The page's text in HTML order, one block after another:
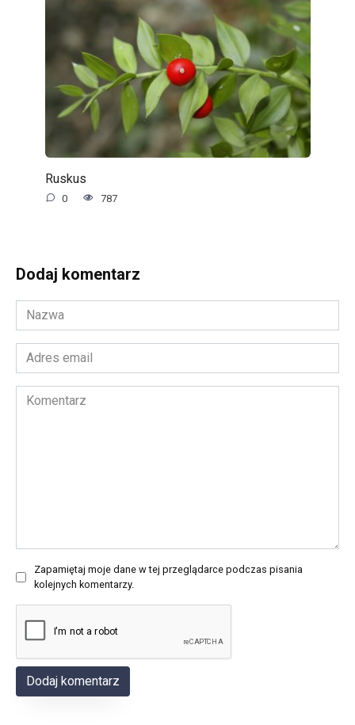
Ruskus
0 787
Dodaj komentarz
Nazwa
*
Adres
email
*Komentarz
Zapamiętaj moje dane w tej przeglądarce podczas pisania
kolejnych komentarzy.